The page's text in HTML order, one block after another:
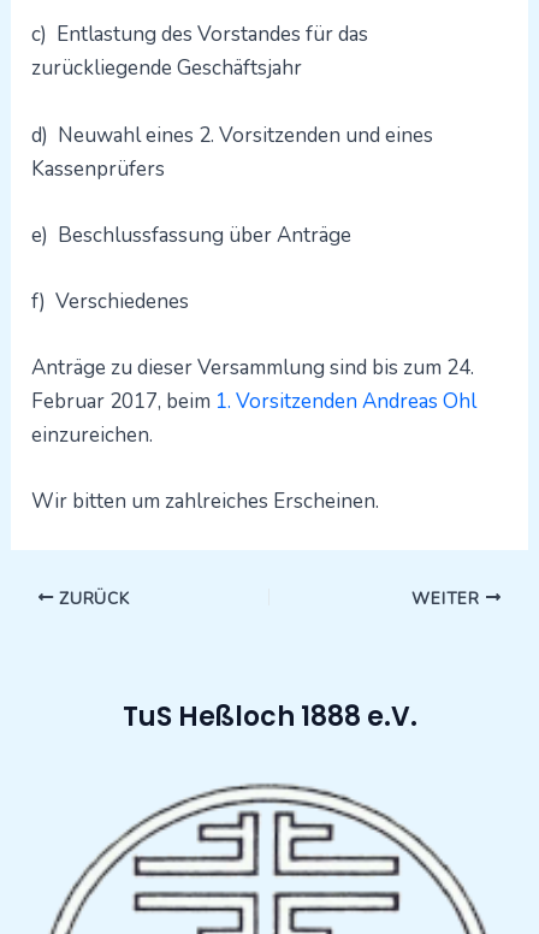
c) Entlastung des Vorstandes für das
zurückliegende Geschäftsjahr
d) Neuwahl eines 2. Vorsitzenden und eines
Kassenprüfers
e) Beschlussfassung über Anträge
f) Verschiedenes
Anträge zu dieser Versammlung sind bis zum 24.
Februar 2017, beim 1. Vorsitzenden Andreas Ohl
einzureichen.
Wir bitten um zahlreiches Erscheinen.
ZURÜCK WEITER
TuS Heßloch 1888 e.V.